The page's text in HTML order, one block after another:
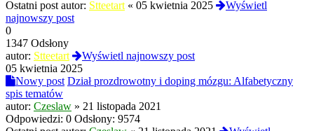
Ostatni post autor: Stteetart « 05 kwietnia 2025
Wyświetl
najnowszy post
0
1347 Odsłony
autor: Stteetart
Wyświetl najnowszy post
05 kwietnia 2025
Nowy post Dział prozdrowotny i doping mózgu: Alfabetyczny
spis tematów
autor: Czeslaw » 21 listopada 2021
Odpowiedzi: 0 Odsłony: 9574